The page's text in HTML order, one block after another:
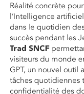
Réalité concrète
l’Intelligence
dans le quotidien
succès pendant les
Trad SNCF
visiteurs du monde
GPT, un nouvel outil
tâches quotidiennes
confidentialité des